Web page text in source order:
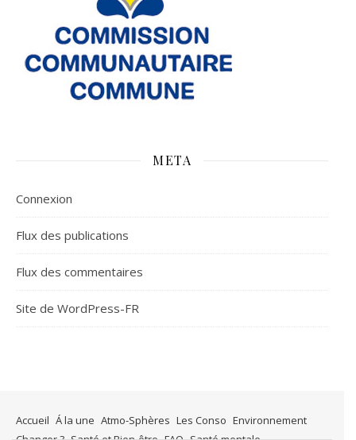
META
Connexion
Flux des publications
Flux des commentaires
Site de WordPress-FR
Accueil Á la une Atmo-Sphères Les Conso Environnement